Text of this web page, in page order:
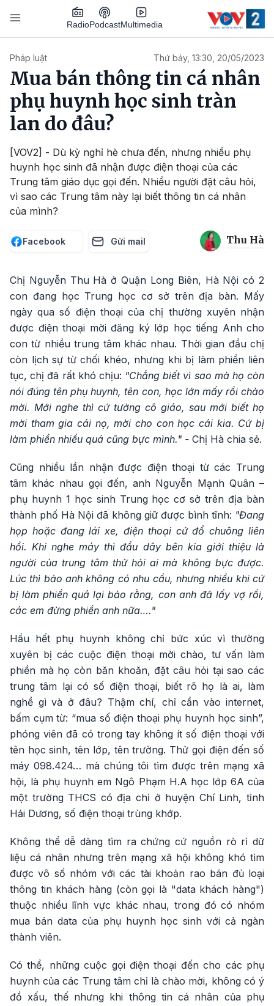
Nhảy đến nội dung
RadioPodcastMultimedia
Pháp luật Thứ bảy, 13:30, 20/05/2023
Mua bán thông tin cá nhân
phụ huynh học sinh tràn
lan do đâu?
[VOV2] - Dù kỳ nghỉ hè chưa đến, nhưng nhiều phụ
huynh học sinh đã nhận được điện thoại của các
Trung tâm giáo dục gọi đến. Nhiều người đặt câu hỏi,
vì sao các Trung tâm này lại biết thông tin cá nhân
của mình?
Facebook Gửi mail Thu Hà
Chị Nguyễn Thu Hà ở Quận Long Biên, Hà Nội có 2
con đang học Trung học cơ sở trên địa bàn. Mấy
ngày qua số điện thoại của chị thường xuyên nhận
được điện thoại mời đăng ký lớp học tiếng Anh cho
con từ nhiều trung tâm khác nhau. Thời gian đầu chị
còn lịch sự từ chối khéo, nhưng khi bị làm phiền liên
tục, chị đã rất khó chịu: "Chẳng biết vì sao mà họ còn
nói đúng tên phụ huynh, tên con, học lớn mấy rồi chào
mời. Mới nghe thì cứ tưởng cô giáo, sau mới biết họ
mời tham gia cái nọ, mời cho con học cái kia. Cứ bị
làm phiền nhiều quá cũng bực mình." - Chị Hà chia sẻ.
Cũng nhiều lần nhận được điện thoại từ các Trung
tâm khác nhau gọi đến, anh Nguyễn Mạnh Quân –
phụ huynh 1 học sinh Trung học cơ sở trên địa bàn
thành phố Hà Nội đã không giữ được bình tĩnh: "Đang
họp hoặc đang lái xe, điện thoại cứ đổ chuông liên
hồi. Khi nghe máy thì đầu dây bên kia giới thiệu là
người của trung tâm thử hỏi ai mà không bực được.
Lúc thì bảo anh không có nhu cầu, nhưng nhiều khi cứ
bị làm phiền quá lại bảo rằng, con anh đã lấy vợ rồi,
các em đừng phiền anh nữa…."
Hầu hết phụ huynh không chỉ bức xúc vì thường
xuyên bị các cuộc điện thoại mời chào, tư vấn làm
phiền mà họ còn băn khoăn, đặt câu hỏi tại sao các
trung tâm lại có số điện thoại, biết rõ họ là ai, làm
nghề gì và ở đâu? Thậm chí, chỉ cần vào internet,
bấm cụm từ: “mua số điện thoại phụ huynh học sinh”,
phóng viên đã có trong tay không ít số điện thoại với
tên học sinh, tên lớp, tên trường. Thử gọi điện đến số
máy 098.424… mà chúng tôi tìm được trên mạng xã
hội, là phụ huynh em Ngô Phạm H.A học lớp 6A của
một trường THCS có địa chỉ ở huyện Chí Linh, tỉnh
Hải Dương, số điện thoại trùng khớp.
Không thể dễ dàng tìm ra chứng cứ nguồn rò rỉ dữ
liệu cá nhân nhưng trên mạng xã hội không khó tìm
được vô số nhóm với các tài khoản rao bán đủ loại
thông tin khách hàng (còn gọi là "data khách hàng")
thuộc nhiều lĩnh vực khác nhau, trong đó có nhóm
mua bán data của phụ huynh học sinh với cả ngàn
thành viên.
Có thể, những cuộc gọi điện thoại đến cho các phụ
huynh của các Trung tâm chỉ là chào mời, không có ý
đồ xấu, thế nhưng khi thông tin cá nhân của phụ